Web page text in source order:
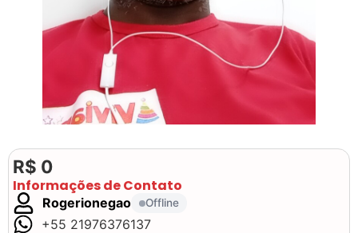
R$ 0
Informações de Contato
Rogerionegao Offline
+55 21976376137